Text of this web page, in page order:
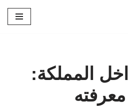
المملكة: